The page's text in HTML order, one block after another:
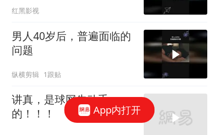
红黑影视
男人40岁后，普遍面临的
问题
纵横剪辑 1跟贴
讲真，是球网先动手
的！！！
App内打开